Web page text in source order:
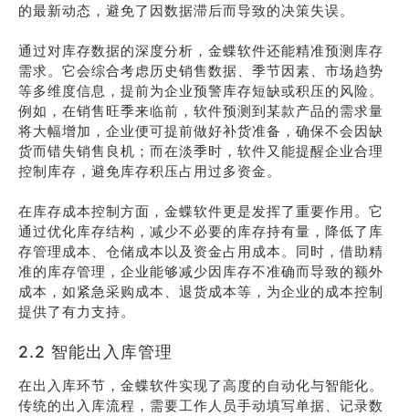
的最新动态，避免了因数据滞后而导致的决策失误。
通过对库存数据的深度分析，金蝶软件还能精准预测库存
需求。它会综合考虑历史销售数据、季节因素、市场趋势
等多维度信息，提前为企业预警库存短缺或积压的风险。
例如，在销售旺季来临前，软件预测到某款产品的需求量
将大幅增加，企业便可提前做好补货准备，确保不会因缺
货而错失销售良机；而在淡季时，软件又能提醒企业合理
控制库存，避免库存积压占用过多资金。
在库存成本控制方面，金蝶软件更是发挥了重要作用。它
通过优化库存结构，减少不必要的库存持有量，降低了库
存管理成本、仓储成本以及资金占用成本。同时，借助精
准的库存管理，企业能够减少因库存不准确而导致的额外
成本，如紧急采购成本、退货成本等，为企业的成本控制
提供了有力支持。
2.2 智能出入库管理
在出入库环节，金蝶软件实现了高度的自动化与智能化。
传统的出入库流程，需要工作人员手动填写单据、记录数